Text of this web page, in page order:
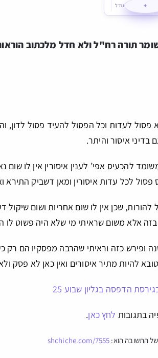
+ גודל
תורה רח"ל ולא חדל מלכתוב
לעדות וכל הפסול להעיד פסול לדון,
בדיני איסור והיתר.
להכעיס אפי’ לענין איסורין אין לו
פסול לכל עדות איסורין ומאן דשביק
שכן אין לו שום אחריות ושום
אלא משום שראיתי מי שלא היה פשוט לו
ופירש כזה וראיתי שהרבה מפסקיו הם רק
להיות מתיר איסורים ואין כאן לא פסק ולא
הדפסה בגליון שבוע 25
לחץ כאן.
shchiche.com/7555